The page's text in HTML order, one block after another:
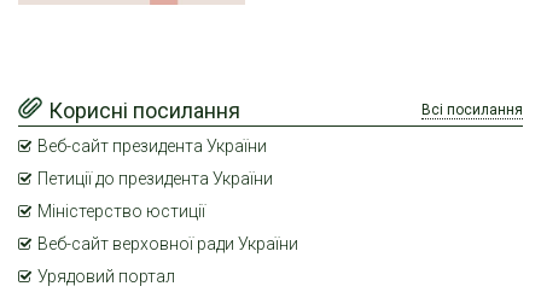
Корисні посилання Всі посилання
Веб-сайт президента України
Петиції до президента України
Міністерство юстиції
Веб-сайт верховної ради України
Урядовий портал